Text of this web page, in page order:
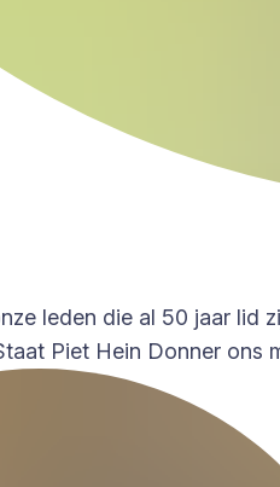
leden die al 50 jaar
Piet Hein Donner ons